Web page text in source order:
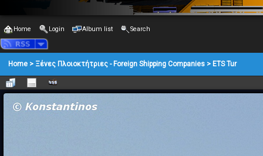
Home Login Album list Search
Home > Ξένες Πλοιοκτήτριες - Foreign Shipping Companies > ETS Tur